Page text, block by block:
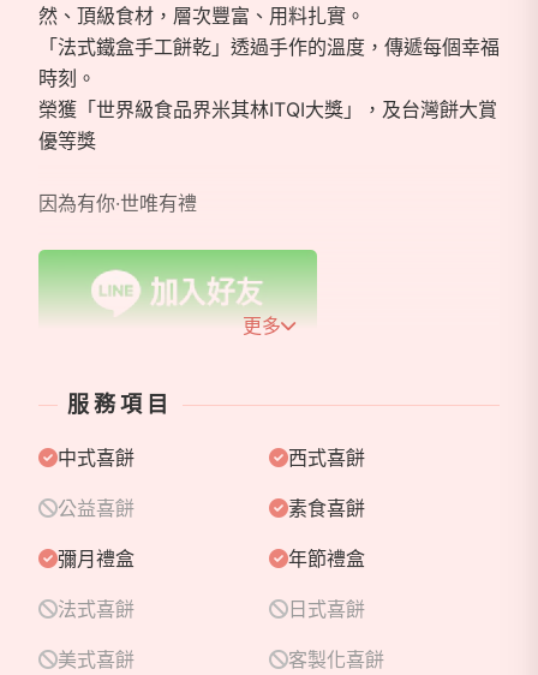
然、頂級食材，層次豐富、用料扎實。
「法式鐵盒手工餅乾」透過手作的溫度，傳遞每個幸福
時刻。
榮獲「世界級食品界米其林ITQI大獎」，及台灣餅大賞
優等獎
因為有你·世唯有禮
更多
服務項目
中式喜餅 西式喜餅
公益喜餅 素食喜餅
彌月禮盒 年節禮盒
法式喜餅 日式喜餅
美式喜餅 客製化喜餅